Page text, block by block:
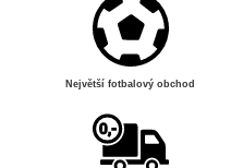
Největší fotbalový obchod